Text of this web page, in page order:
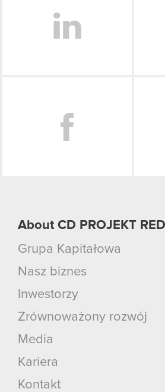
About CD PROJEKT RED
Grupa Kapitałowa
Nasz biznes
Inwestorzy
Zrównoważony rozwój
Media
Kariera
Kontakt